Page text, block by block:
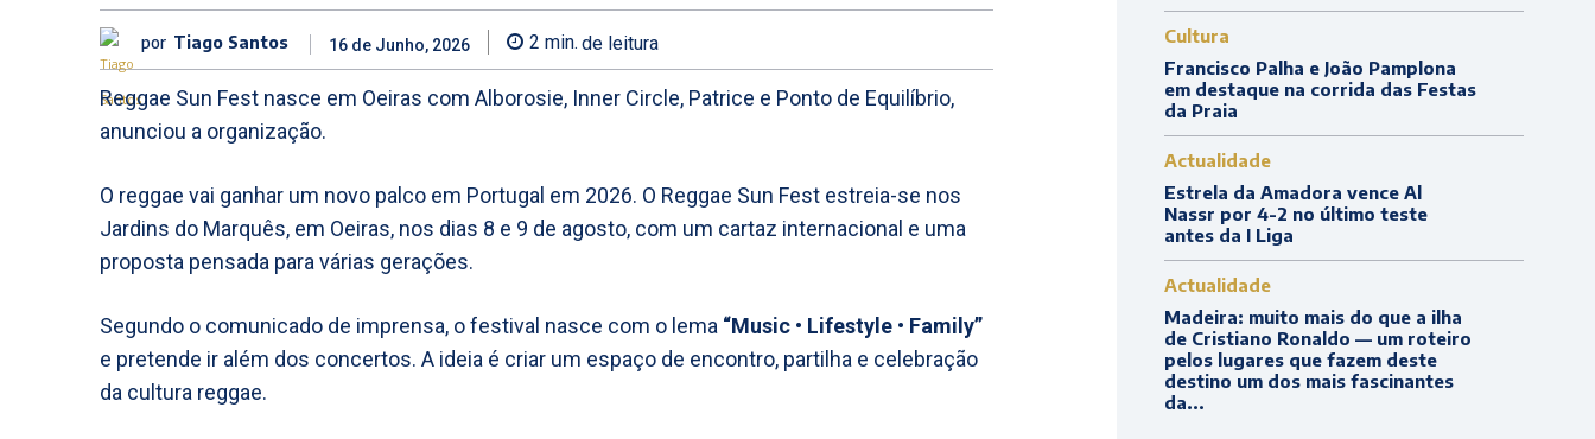
por Tiago Santos 16 de Junho, 2026 2 min. de leitura
Reggae Sun Fest nasce em Oeiras com Alborosie, Inner Circle, Patrice e Ponto de Equilíbrio,
anunciou a organização.
O reggae vai ganhar um novo palco em Portugal em 2026. O Reggae Sun Fest estreia-se nos
Jardins do Marquês, em Oeiras, nos dias 8 e 9 de agosto, com um cartaz internacional e uma
proposta pensada para várias gerações.
Segundo o comunicado de imprensa, o festival nasce com o lema “Music • Lifestyle • Family”
e pretende ir além dos concertos. A ideia é criar um espaço de encontro, partilha e celebração
da cultura reggae.
Cultura
Francisco Palha e João Pamplona
em destaque na corrida das Festas
da Praia
Actualidade
Estrela da Amadora vence Al
Nassr por 4-2 no último teste
antes da I Liga
Actualidade
Madeira: muito mais do que a ilha
de Cristiano Ronaldo — um roteiro
pelos lugares que fazem deste
destino um dos mais fascinantes
da...